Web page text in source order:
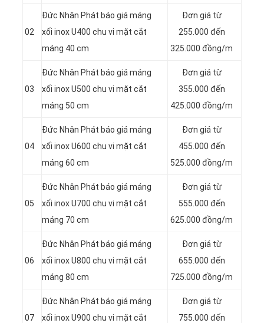
02
Đức Nhân Phát báo giá máng
xối inox U400 chu vi mặt cắt
máng 40 cm
Đơn giá từ
255.000 đến
325.000 đồng/m
03
Đức Nhân Phát báo giá máng
xối inox U500 chu vi mặt cắt
máng 50 cm
Đơn giá từ
355.000 đến
425.000 đồng/m
04
Đức Nhân Phát báo giá máng
xối inox U600 chu vi mặt cắt
máng 60 cm
Đơn giá từ
455.000 đến
525.000 đồng/m
05
Đức Nhân Phát báo giá máng
xối inox U700 chu vi mặt cắt
máng 70 cm
Đơn giá từ
555.000 đến
625.000 đồng/m
06
Đức Nhân Phát báo giá máng
xối inox U800 chu vi mặt cắt
máng 80 cm
Đơn giá từ
655.000 đến
725.000 đồng/m
07
Đức Nhân Phát báo giá máng
xối inox U900 chu vi mặt cắt
Đơn giá từ
755.000 đến